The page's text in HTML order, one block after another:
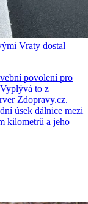
Vraty dostal
povolení pro
to z
Zdopravy.cz.
úsek dálnice mezi
kilometrů a jeho